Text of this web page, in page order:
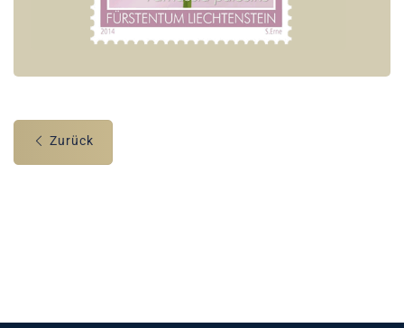
Zurück